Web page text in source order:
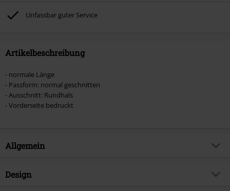
Unfassbar guter Service
Artikelbeschreibung
- normale Länge
- Passform: normal geschnitten
- Ausschnitt: Rundhals
- Vorderseite bedruckt
Allgemein
Artikelnummer:
Design